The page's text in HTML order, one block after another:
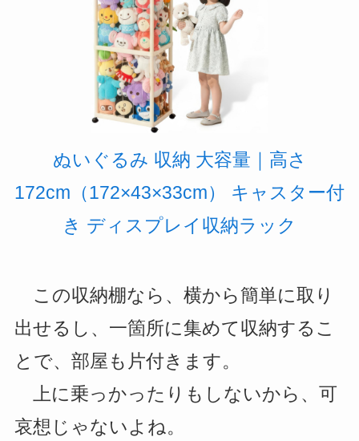
ぬいぐるみ 収納 大容量｜高さ
172cm（172×43×33cm） キャスター付
き ディスプレイ収納ラック
この収納棚なら、横から簡単に取り
出せるし、一箇所に集めて収納するこ
とで、部屋も片付きます。
上に乗っかったりもしないから、可
哀想じゃないよね。